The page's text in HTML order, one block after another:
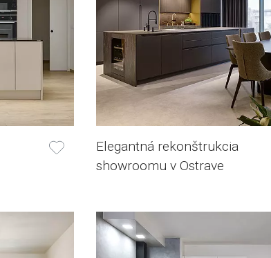
Elegantná rekonštrukcia
showroomu v Ostrave